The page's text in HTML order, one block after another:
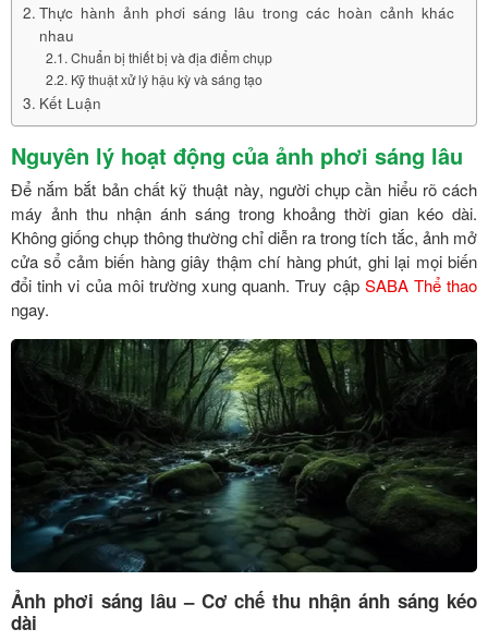
Thực hành ảnh phơi sáng lâu trong các hoàn cảnh khác
nhau
Chuẩn bị thiết bị và địa điểm chụp
Kỹ thuật xử lý hậu kỳ và sáng tạo
Kết Luận
Nguyên lý hoạt động của ảnh phơi sáng lâu
Để nắm bắt bản chất kỹ thuật này, người chụp cần hiểu rõ cách
máy ảnh thu nhận ánh sáng trong khoảng thời gian kéo dài.
Không giống chụp thông thường chỉ diễn ra trong tích tắc, ảnh mở
cửa sổ cảm biến hàng giây thậm chí hàng phút, ghi lại mọi biến
đổi tinh vi của môi trường xung quanh. Truy cập SABA Thể thao
ngay.
Ảnh phơi sáng lâu – Cơ chế thu nhận ánh sáng kéo
dài